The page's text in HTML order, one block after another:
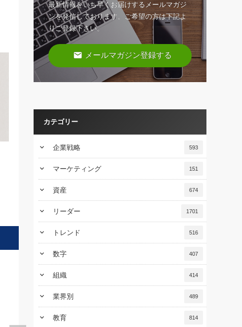
最新情報をいち早くお届けするメールマガジ
ンを発信しております。ご希望の方は下記よ
りご登録下さい。
email メールマガジン登録する
カテゴリー
keyboard_arrow_down 企業戦略 593
keyboard_arrow_down マーケティング 151
keyboard_arrow_down 資産 674
keyboard_arrow_down リーダー 1701
keyboard_arrow_down トレンド 516
keyboard_arrow_down 数字 407
keyboard_arrow_down 組織 414
keyboard_arrow_down 業界別 489
keyboard_arrow_down 教育 814